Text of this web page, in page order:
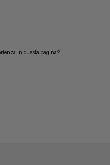
in questa pagina?